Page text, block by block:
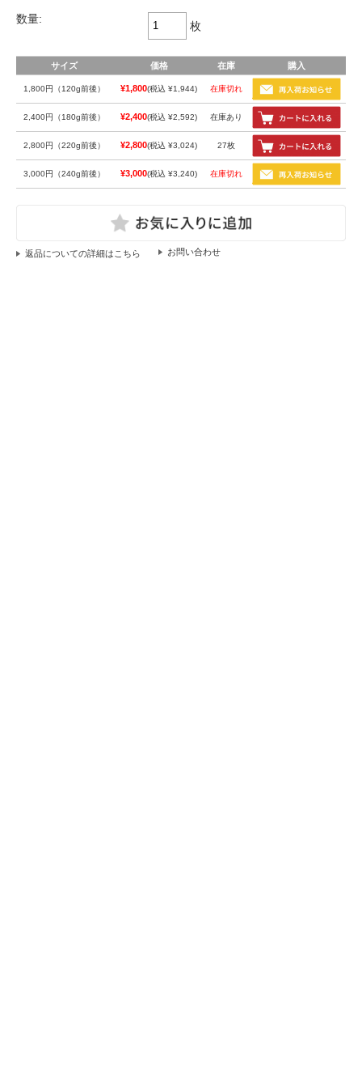
数量:
枚
サイズ 価格 在庫 購入
1,800円（120g前後） ¥1,800(税込 ¥1,944) 在庫切れ
2,400円（180g前後） ¥2,400(税込 ¥2,592) 在庫あり
2,800円（220g前後） ¥2,800(税込 ¥3,024) 27枚
3,000円（240g前後） ¥3,000(税込 ¥3,240) 在庫切れ
返品についての詳細はこちら